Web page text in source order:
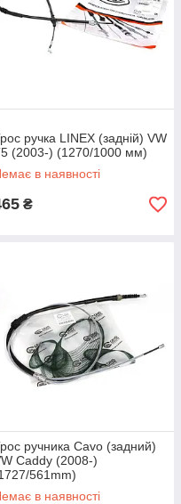
ручка LINEX (задній) VW
(2003-) (1270/1000 мм)
в наявності
₴
ручника Cavo (задний)
Caddy (2008-)
561mm)
в наявності